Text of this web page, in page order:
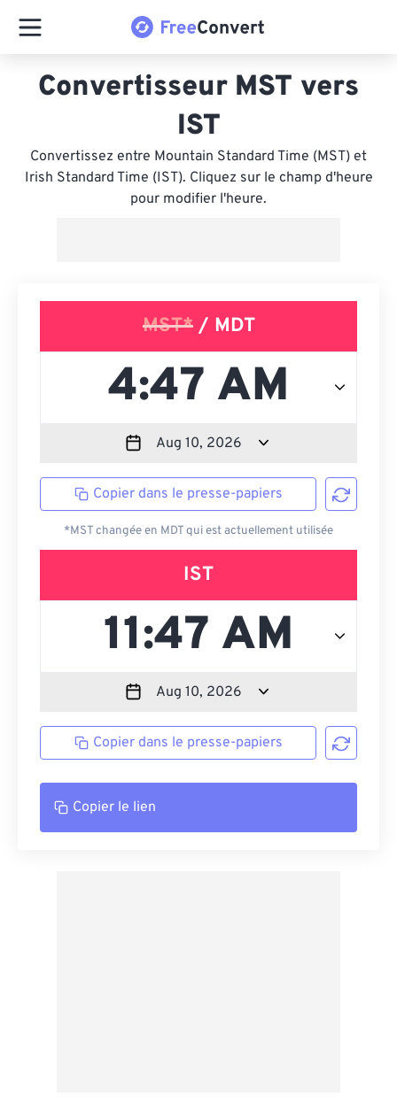
Convertisseur MST vers
IST
Convertissez entre Mountain Standard Time (MST) et
Irish Standard Time (IST). Cliquez sur le champ d'heure
pour modifier l'heure.
MST*/ MDT
Copier dans le presse-papiers
*MST changée en MDT qui est actuellement utilisée
IST
Copier dans le presse-papiers
Copier le lien